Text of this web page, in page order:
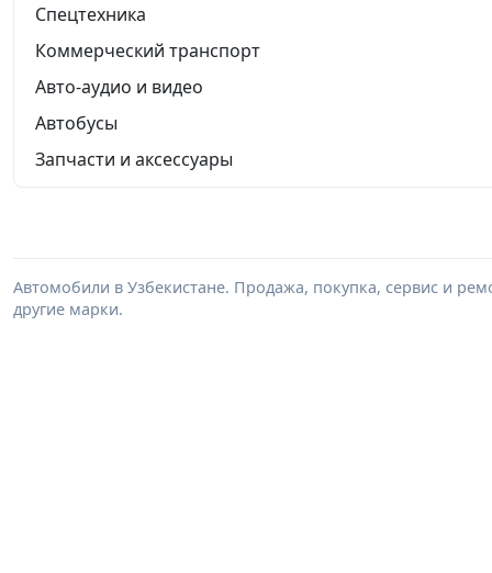
Спецтехника
Коммерческий транспорт
Авто-аудио и видео
Автобусы
Запчасти и аксессуары
Автомобили в Узбекистане. Продажа, покупка, сервис и
другие марки.